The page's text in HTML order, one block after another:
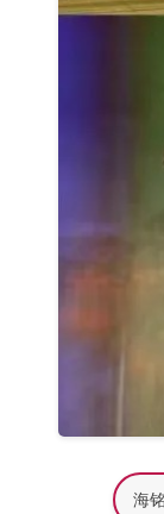
海